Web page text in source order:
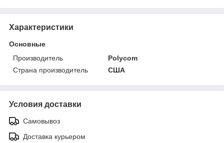
Характеристики
Основные
Производитель
Polycom
Страна производитель
США
Условия доставки
Самовывоз
Доставка курьером